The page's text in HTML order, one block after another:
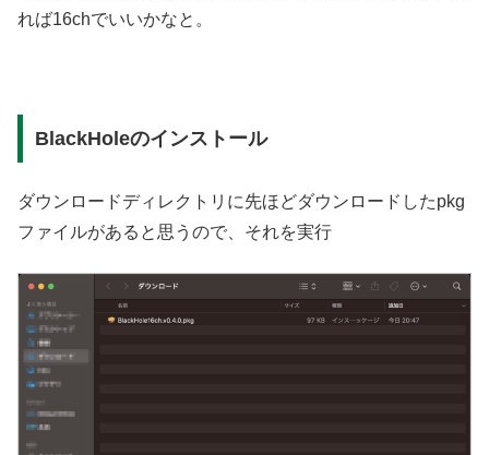
れば16chでいいかなと。
BlackHoleのインストール
ダウンロードディレクトリに先ほどダウンロードしたpkg
ファイルがあると思うので、それを実行